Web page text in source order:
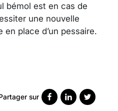
bémol est en cas de
une nouvelle
place d’un pessaire.
sur